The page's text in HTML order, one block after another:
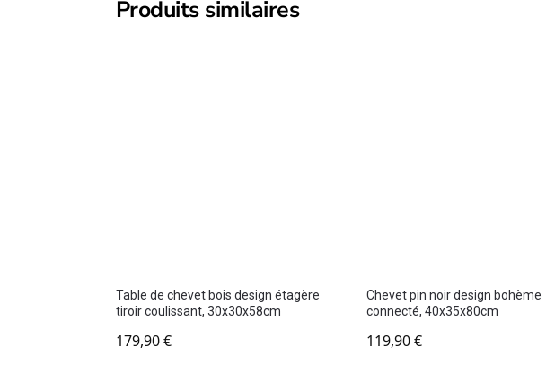
Produits similaires
Table de chevet bois design étagère
tiroir coulissant, 30x30x58cm
179,90€
Chevet pin noir design bohème
connecté, 40x35x80cm
119,90€